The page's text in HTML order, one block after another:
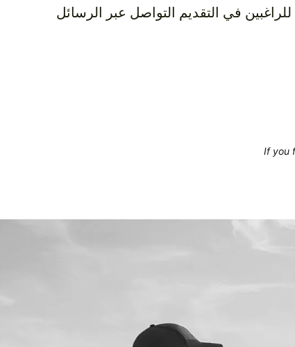
في التقديم التواصل عبر الرسائل
If you